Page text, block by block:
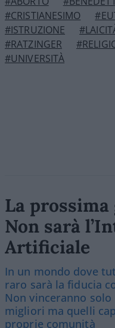
#CRISTIANESIMO
#ISTRUZIONE
#RATZINGER
#UNIVERSITÀ
La
Non sarà
Artificiale
In un mondo dove
raro sarà la fiducia
Non vinceranno
migliori ma quelli
proprie comunità